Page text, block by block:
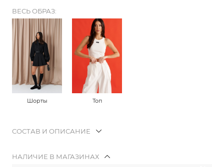
ВЕСЬ ОБРАЗ:
Шорты Топ
СОСТАВ И ОПИСАНИЕ
НАЛИЧИЕ В МАГАЗИНАХ